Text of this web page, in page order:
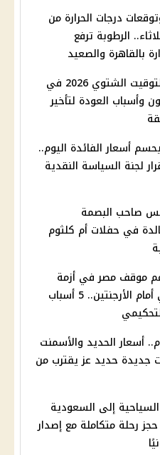
درجات الحرارة من
الرطوبة ترفع
بالقاهرة والصعيد
موعد تطبيق التوقيت الشتوي 2026 في
وأسباب العودة لتأخير
أسعار الفائدة اليوم..
لجنة السياسة النقدية
صاحب البصمة
في حفلات أم كلثوم
موقف مصر في أزمة
الهدف الملغي أمام الأرجنتين.. 5 أسباب
أسعار الحديد والأسمنت
جديدة حديد عز يقترب من
السياحية إلى السعودية
رحلة متكاملة مع إصدار